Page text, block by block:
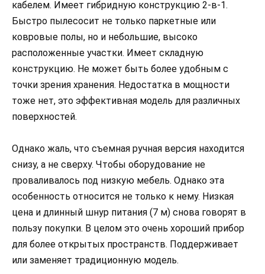
кабелем. Имеет гибридную конструкцию 2-в-1.
Быстро пылесосит не только паркетные или
ковровые полы, но и небольшие, высоко
расположенные участки. Имеет складную
конструкцию. Не может быть более удобным с
точки зрения хранения. Недостатка в мощности
тоже нет, это эффективная модель для различных
поверхностей.
Однако жаль, что съемная ручная версия находится
снизу, а не сверху. Чтобы оборудование не
проваливалось под низкую мебель. Однако эта
особенность относится не только к нему. Низкая
цена и длинный шнур питания (7 м) снова говорят в
пользу покупки. В целом это очень хороший прибор
для более открытых пространств. Поддерживает
или заменяет традиционную модель.